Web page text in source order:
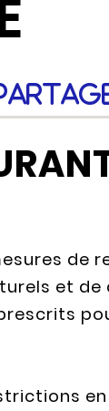
de
et de